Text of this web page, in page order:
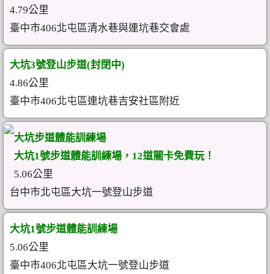
4.79公里
臺中市406北屯區清水巷與連坑巷交會處
大坑3號登山步道(封閉中)
4.86公里
臺中市406北屯區連坑巷吉安社區附近
大坑步道體能訓練場
大坑1號步道體能訓練場，12道關卡免費玩！
5.06公里
台中市北屯區大坑一號登山步道
大坑1號步道體能訓練場
5.06公里
臺中市406北屯區大坑一號登山步道